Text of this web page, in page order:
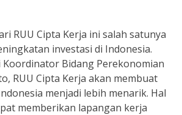
RUU Cipta Kerja ini salah satunya
investasi di Indonesia.
Bidang Perekonomian
RUU Cipta Kerja akan membuat
menjadi lebih menarik. Hal
memberikan lapangan kerja